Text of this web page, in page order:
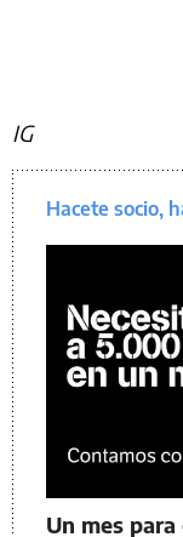
IG
Hacete socio,
Un mes